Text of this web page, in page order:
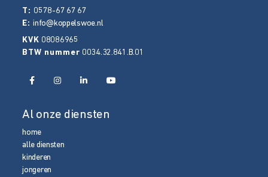
T: 0578-67 67 67
E:info@koppelswoe.nl
KVK 08086965
BTW nummer 0034.32.841.B.01
Al onze diensten
home
alle diensten
kinderen
jongeren